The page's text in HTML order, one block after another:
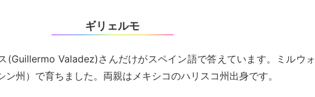
ギリェルモ
(Guillermo Valadez)さんだけがスペイン語で答えています。ミルウォ
ン州）で育ちました。両親はメキシコのハリスコ州出身です。